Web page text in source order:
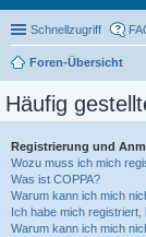
Schnellzugriff
Foren-Übersicht
Häufig
Registrierung und
Wozu muss ich mich
Was ist COPPA?
Warum kann ich mich
Ich habe mich registriert,
Warum kann ich mich